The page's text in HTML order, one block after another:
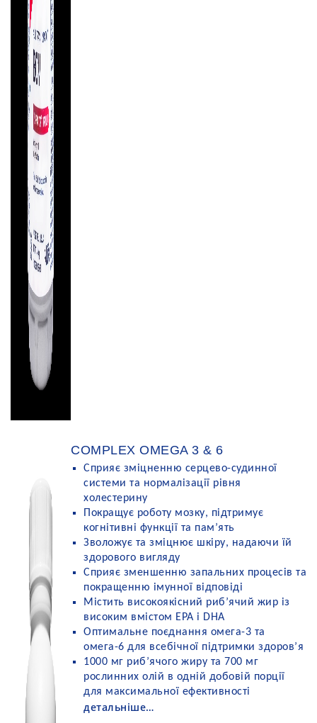
COMPLEX OMEGA 3 & 6
Сприяє зміцненню серцево-судинної
системи та нормалізації рівня
холестерину
Покращує роботу мозку, підтримує
когнітивні функції та пам’ять
Зволожує та зміцнює шкіру, надаючи їй
здорового вигляду
Сприяє зменшенню запальних процесів та
покращенню імунної відповіді
Містить високоякісний риб’ячий жир із
високим вмістом EPA і DHA
Оптимальне поєднання омега-3 та
омега-6 для всебічної підтримки здоров’я
1000 мг риб’ячого жиру та 700 мг
рослинних олій в одній добовій порції
для максимальної ефективності
детальніше…